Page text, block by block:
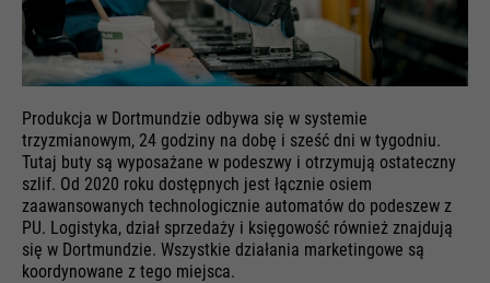
Produkcja w Dortmundzie odbywa się w systemie
trzyzmianowym, 24 godziny na dobę i sześć dni w tygodniu.
Tutaj buty są wyposażane w podeszwy i otrzymują ostateczny
szlif. Od 2020 roku dostępnych jest łącznie osiem
zaawansowanych technologicznie automatów do podeszew z
PU. Logistyka, dział sprzedaży i księgowość również znajdują
się w Dortmundzie. Wszystkie działania marketingowe są
koordynowane z tego miejsca.